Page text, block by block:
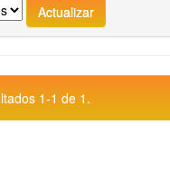
1-1 de 1.